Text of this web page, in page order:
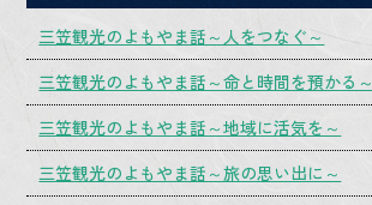
三笠観光のよもやま話～人をつなぐ～
三笠観光のよもやま話～命と時間を預かる～
三笠観光のよもやま話～地域に活気を～
三笠観光のよもやま話～旅の思い出に～